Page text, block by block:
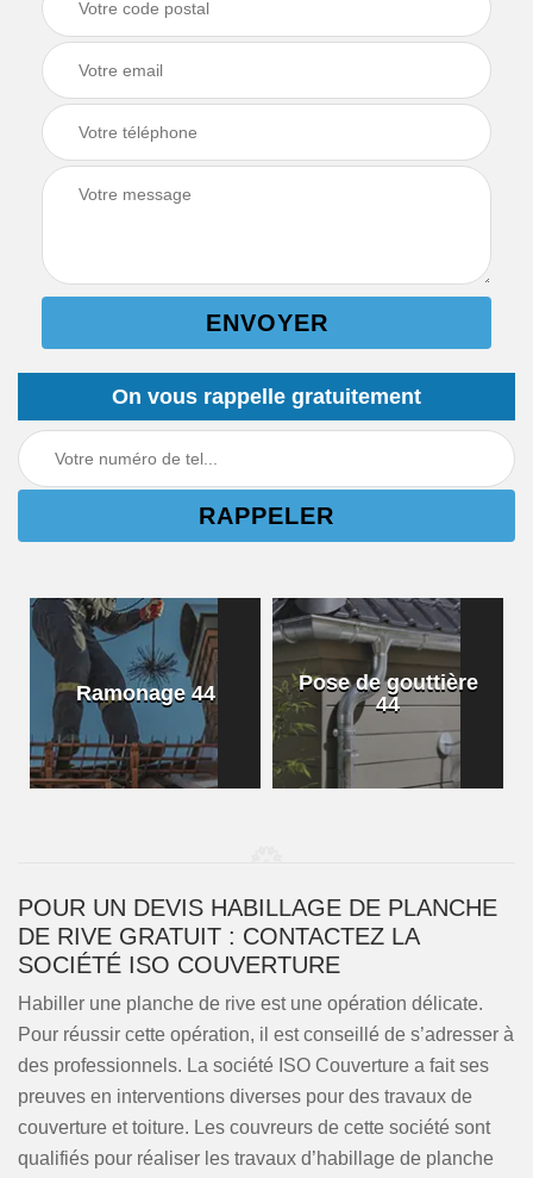
On vous rappelle gratuitement
Ramonage 44
Pose de gouttière
44
POUR UN DEVIS HABILLAGE DE PLANCHE
DE RIVE GRATUIT : CONTACTEZ LA
SOCIÉTÉ ISO COUVERTURE
Habiller une planche de rive est une opération délicate.
Pour réussir cette opération, il est conseillé de s’adresser à
des professionnels. La société ISO Couverture a fait ses
preuves en interventions diverses pour des travaux de
couverture et toiture. Les couvreurs de cette société sont
qualifiés pour réaliser les travaux d’habillage de planche